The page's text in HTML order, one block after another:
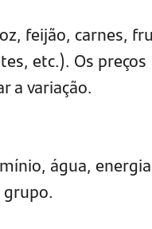
feijão, carnes,
etc.). Os preços
a variação.
água, energia